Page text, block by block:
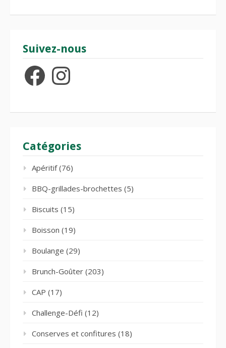
Suivez-nous
FacebookInstagram
Catégories
Apéritif(76)
BBQ-grillades-brochettes (5)
Biscuits (15)
Boisson (19)
Boulange (29)
Brunch-Goûter (203)
CAP (17)
Challenge-Défi (12)
Conserves et confitures (18)